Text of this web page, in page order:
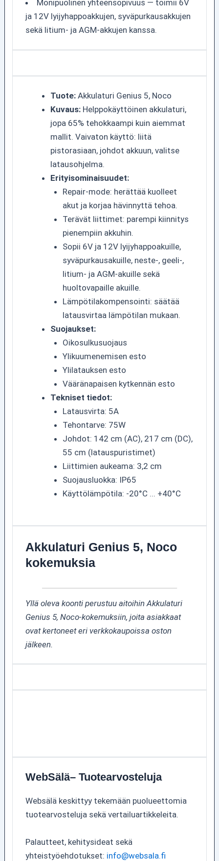
Monipuolinen yhteensopivuus — toimii 6V
ja 12V lyijyhappoakkujen, syväpurkausakkujen
sekä litium- ja AGM-akkujen kanssa.
Tuote:Akkulaturi Genius 5, Noco
Kuvaus:Helppokäyttöinen akkulaturi,
jopa 65% tehokkaampi kuin aiemmat
mallit. Vaivaton käyttö: liitä
pistorasiaan, johdot akkuun, valitse
latausohjelma.
Erityisominaisuudet:
Repair-mode: herättää kuolleet
akut ja korjaa hävinnyttä tehoa.
Terävät liittimet: parempi kiinnitys
pienempiin akkuhin.
Sopii 6V ja 12V lyijyhappoakuille,
syväpurkausakuille, neste-, geeli-,
litium- ja AGM-akuille sekä
huoltovapaille akuille.
Lämpötilakompensointi: säätää
latausvirtaa lämpötilan mukaan.
Suojaukset:
Oikosulkusuojaus
Ylikuumenemisen esto
Ylilatauksen esto
Vääränapaisen kytkennän esto
Tekniset tiedot:
Latausvirta: 5A
Tehontarve: 75W
Johdot: 142 cm (AC), 217 cm (DC),
55 cm (latauspuristimet)
Liittimien aukeama: 3,2 cm
Suojausluokka: IP65
Käyttölämpötila: -20°C ... +40°C
Akkulaturi Genius 5, Noco
kokemuksia
Yllä oleva koonti perustuu aitoihin Akkulaturi
Genius 5, Noco-kokemuksiin, joita asiakkaat
ovat kertoneet eri verkkokaupoissa oston
jälkeen.
WebSälä– Tuotearvosteluja
Websälä keskittyy tekemään puolueettomia
tuotearvosteluja sekä vertailuartikkeleita.
Palautteet, kehitysideat sekä
yhteistyöehdotukset: info@websala.fi